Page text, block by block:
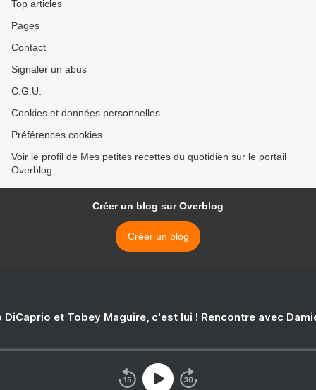
Top articles
Pages
Contact
Signaler un abus
C.G.U.
Cookies et données personnelles
Préférences cookies
Voir le profil de Mes petites recettes du quotidien sur le portail
Overblog
Créer un blog sur Overblog
Créer un blog
DiCaprio et Tobey Maguire, c'est lui ! Rencontre avec